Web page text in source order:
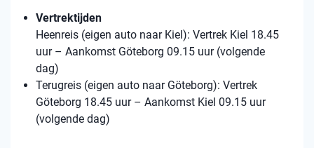
Vertrektijden
Heenreis (eigen auto naar Kiel): Vertrek Kiel 18.45
uur – Aankomst Göteborg 09.15 uur (volgende
dag)
Terugreis (eigen auto naar Göteborg): Vertrek
Göteborg 18.45 uur – Aankomst Kiel 09.15 uur
(volgende dag)